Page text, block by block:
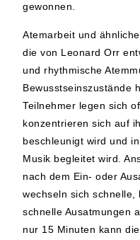
gewonnen.
Atemarbeit und
die von Leonard Orr
und rhythmische
Bewusstseinszustände
Teilnehmer legen sich
konzentrieren sich auf
beschleunigt wird und
Musik begleitet wird.
nach dem Ein- oder
wechseln sich
schnelle Ausatmungen
nur 15 Minuten kann